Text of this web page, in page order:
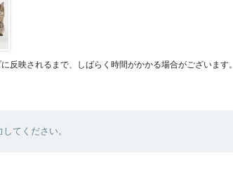
反映されるまで、しばらく時間がかかる場合がございます。
てください。